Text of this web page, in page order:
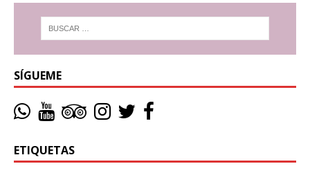
SÍGUEME
ETIQUETAS